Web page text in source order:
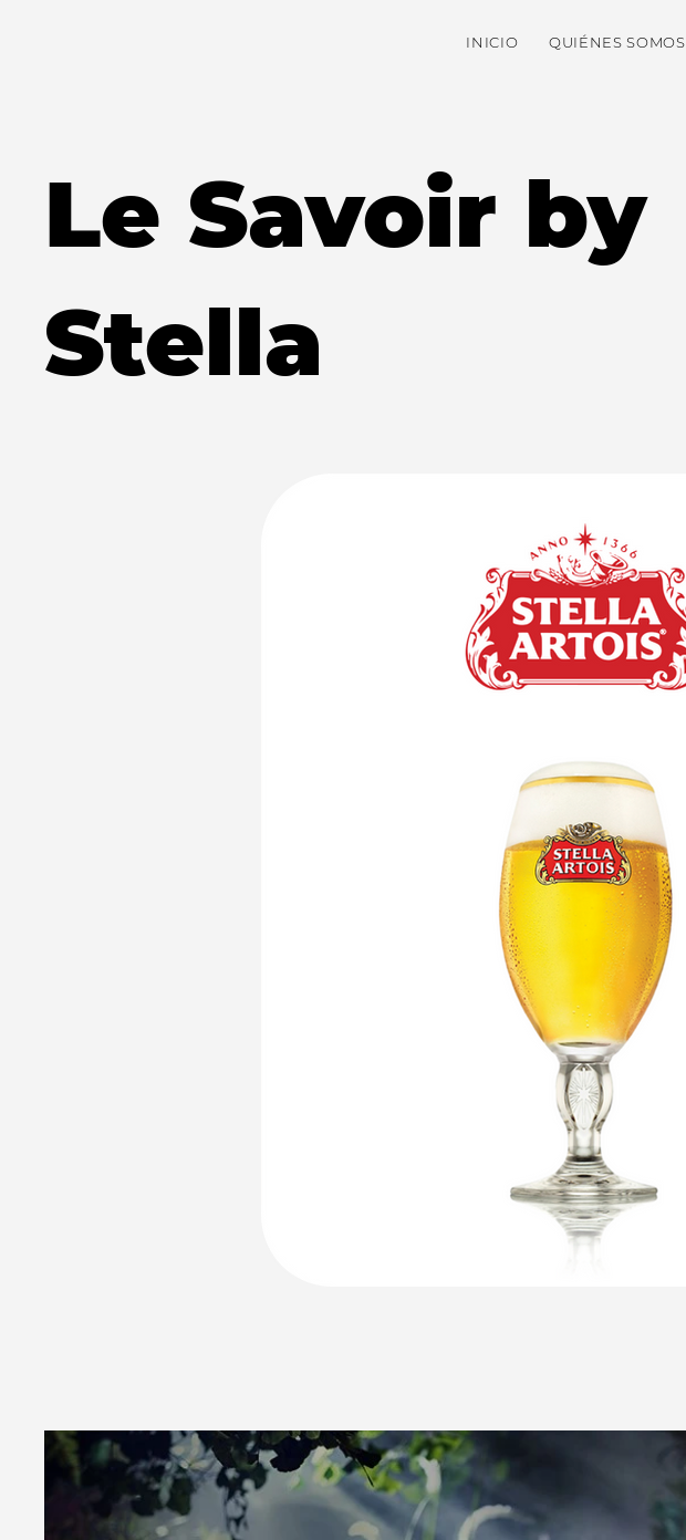
INICIO QUIÉNES SOMOS
Le Savoir by
Stella